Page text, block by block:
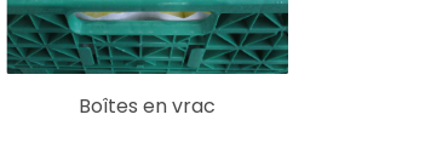
Boîtes en vrac